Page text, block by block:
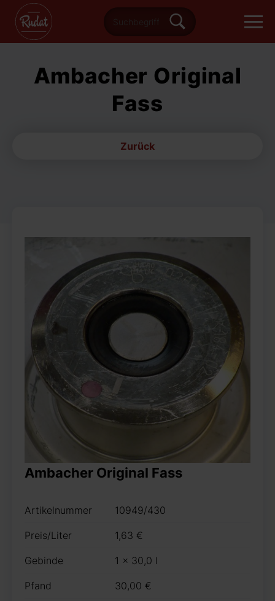
Ambacher Original
Fass
Zurück
Ambacher Original Fass
Artikelnummer 10949/430
Preis/Liter 1,63 €
Gebinde 1 x 30,0 l
Pfand 30,00 €